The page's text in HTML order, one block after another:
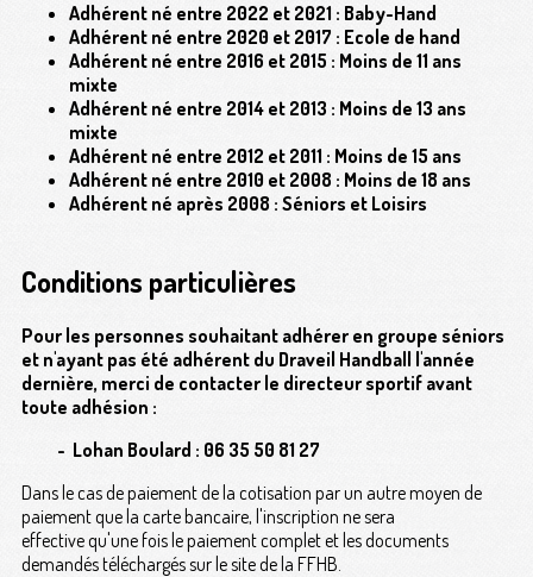
Adhérent né entre 2022 et 2021 : Baby-Hand
Adhérent né entre 2020 et 2017 : Ecole de hand
Adhérent né entre 2016 et 2015 : Moins de 11 ans
mixte
Adhérent né entre 2014 et 2013 : Moins de 13 ans
mixte
Adhérent né entre 2012 et 2011 : Moins de 15 ans
Adhérent né entre 2010 et 2008 : Moins de 18 ans
Adhérent né après 2008 : Séniors et Loisirs
Conditions particulières
Pour les personnes souhaitant adhérer en groupe séniors
et n'ayant pas été adhérent du Draveil Handball l'année
dernière, merci de contacter le directeur sportif avant
toute adhésion :
- Lohan Boulard : 06 35 50 81 27
Dans le cas de paiement de la cotisation par un autre moyen de
paiement que la carte bancaire, l'inscription ne sera
effective qu'une fois le paiement complet et les documents
demandés téléchargés sur le site de la FFHB.